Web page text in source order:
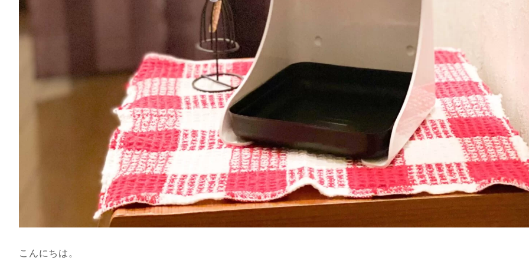
こんにちは。